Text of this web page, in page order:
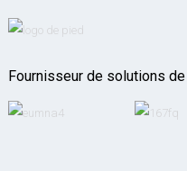
Fournisseur de solutions